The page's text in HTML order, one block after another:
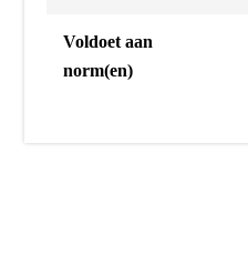
Voldoet aan
norm(en)